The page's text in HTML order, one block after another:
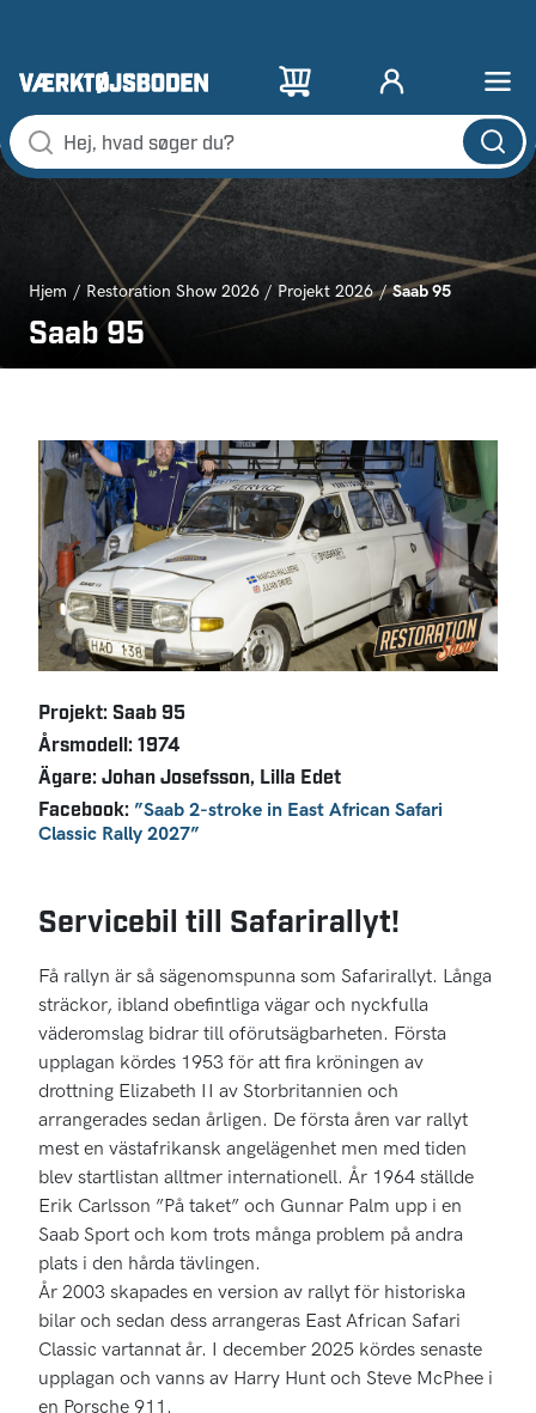
Hjem Restoration Show 2026 Projekt 2026 Saab 95
Saab 95
Projekt: Saab 95
Årsmodell: 1974
Ägare: Johan Josefsson, Lilla Edet
Facebook: ”Saab 2-stroke in East African Safari
Classic Rally 2027”
Servicebil till Safarirallyt!
Få rallyn är så sägenomspunna som Safarirallyt. Långa
sträckor, ibland obefintliga vägar och nyckfulla
väderomslag bidrar till oförutsägbarheten. Första
upplagan kördes 1953 för att fira kröningen av
drottning Elizabeth II av Storbritannien och
arrangerades sedan årligen. De första åren var rallyt
mest en västafrikansk angelägenhet men med tiden
blev startlistan alltmer internationell. År 1964 ställde
Erik Carlsson ”På taket” och Gunnar Palm upp i en
Saab Sport och kom trots många problem på andra
plats i den hårda tävlingen.
År 2003 skapades en version av rallyt för historiska
bilar och sedan dess arrangeras East African Safari
Classic vartannat år. I december 2025 kördes senaste
upplagan och vanns av Harry Hunt och Steve McPhee i
en Porsche 911.